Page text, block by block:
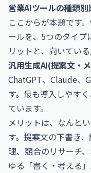
営業AIツールの種類
ここからが本題です
ールを、5つのタイプ
リットと、向いてい
汎用生成AI(提案文・
ChatGPT、Claude、
す。最も導入しやす
ています。
メリットは、なんと
す。提案文の下書き
理、競合のリサーチ
ゆる「書く・考える